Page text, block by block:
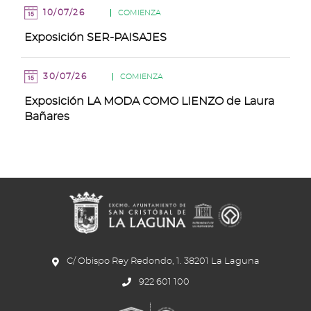
10/07/26 COMIENZA
Exposición SER-PAISAJES
30/07/26 COMIENZA
Exposición LA MODA COMO LIENZO de Laura
Bañares
C/ Obispo Rey Redondo, 1. 38201 La Laguna
922 601 100